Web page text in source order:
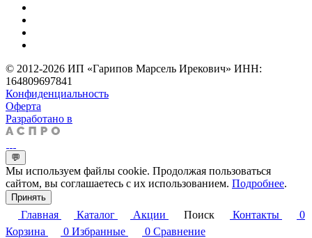
© 2012-2026 ИП «Гарипов Марсель Ирекович» ИНН:
164809697841
Конфиденциальность
Оферта
Разработано в
💬
Мы используем файлы cookie. Продолжая пользоваться
сайтом, вы соглашаетесь с их использованием. Подробнее.
Принять
Главная Каталог Акции Поиск Контакты
0
Корзина
0 Избранные 0 Сравнение